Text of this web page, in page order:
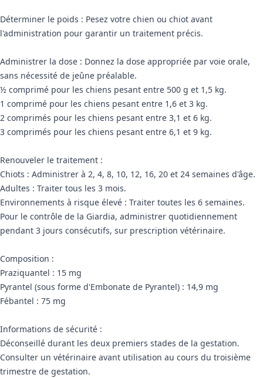
Déterminer le poids : Pesez votre chien ou chiot avant
l'administration pour garantir un traitement précis.
Administrer la dose : Donnez la dose appropriée par voie orale,
sans nécessité de jeûne préalable.
½ comprimé pour les chiens pesant entre 500 g et 1,5 kg.
1 comprimé pour les chiens pesant entre 1,6 et 3 kg.
2 comprimés pour les chiens pesant entre 3,1 et 6 kg.
3 comprimés pour les chiens pesant entre 6,1 et 9 kg.
Renouveler le traitement :
Chiots : Administrer à 2, 4, 8, 10, 12, 16, 20 et 24 semaines d'âge.
Adultes : Traiter tous les 3 mois.
Environnements à risque élevé : Traiter toutes les 6 semaines.
Pour le contrôle de la Giardia, administrer quotidiennement
pendant 3 jours consécutifs, sur prescription vétérinaire.
Composition :
Praziquantel : 15 mg
Pyrantel (sous forme d'Embonate de Pyrantel) : 14,9 mg
Fébantel : 75 mg
Informations de sécurité :
Déconseillé durant les deux premiers stades de la gestation.
Consulter un vétérinaire avant utilisation au cours du troisième
trimestre de gestation.